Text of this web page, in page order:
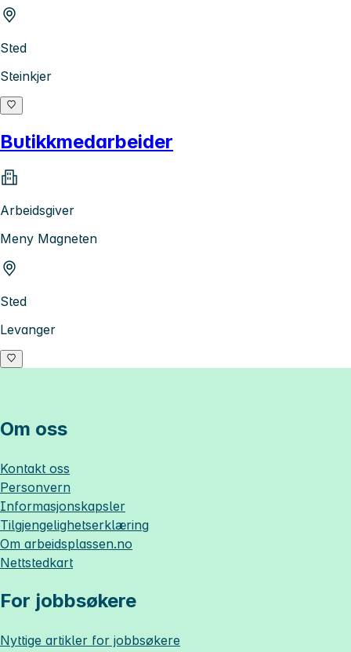
Sted
Steinkjer
Butikkmedarbeider
Arbeidsgiver
Meny Magneten
Sted
Levanger
Om oss
Kontakt oss
Personvern
Informasjonskapsler
Tilgjengelighetserklæring
Om arbeidsplassen.no
Nettstedkart
For jobbsøkere
Nyttige artikler for jobbsøkere